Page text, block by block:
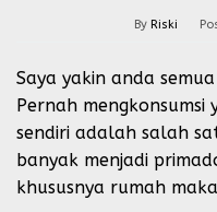
By Riski
Saya yakin anda
Pernah
sendiri adalah salah
banyak menjadi
khususnya rumah